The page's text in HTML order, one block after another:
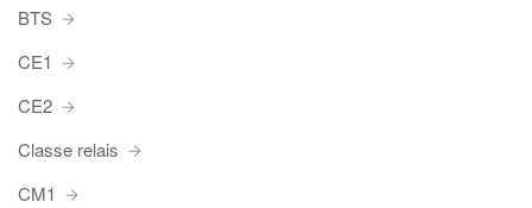
BTS
CE1
CE2
Classe relais
CM1